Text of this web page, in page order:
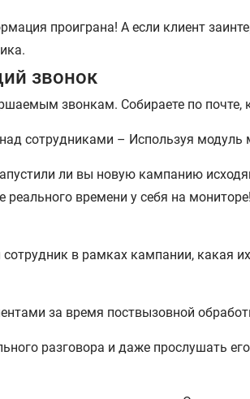
проиграна! А если клиент
звонок
звонкам. Собираете по почте,
сотрудниками – Используя модуль
ли вы новую кампанию
времени у себя на мониторе!
в рамках кампании, какая
за время поствызовной
разговора и даже прослушать